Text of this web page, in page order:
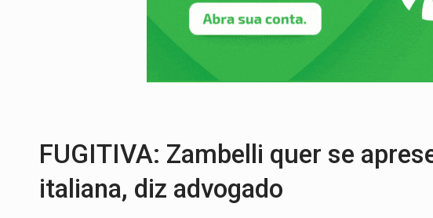
SINDICATOS UNIDOS:Assembleia Geral delibera
PROCESSO SELETIVO:Rondoniaovivo abre oficina de
AGOSTO LILÁS: MPRO lança de portal e promove
FUGITIVA: Zambelli quer se
italiana, diz advogado